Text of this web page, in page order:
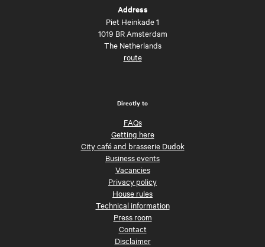
Address
Piet Heinkade 1
1019 BR Amsterdam
The Netherlands
route
Directly to
FAQs
Getting here
City café and brasserie Dudok
Business events
Vacancies
Privacy policy
House rules
Technical information
Press room
Contact
Disclaimer